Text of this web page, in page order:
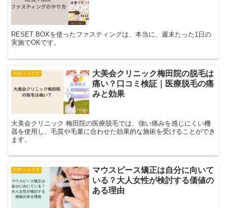
RESET BOXを使ったファスティングは、本当に、週末たった1日の
実施でOKです。
ボディメイク
大美会クリニック梅田院の脱毛は
痛い？口コミ検証｜医療脱毛の痛
みと効果
大美会クリニック 梅田院の医療脱毛では、強い痛みを感じにくい機
器を使用し、毛質や毛量に合わせた効果的な施術を受けることができ
ます。
ボディメイク
マウスピース矯正は自分に向いて
いる？大人女性が検討する価値の
ある理由